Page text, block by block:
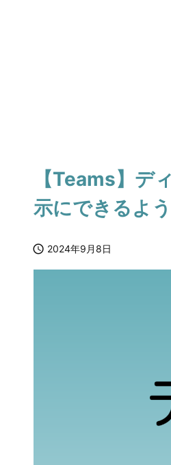
【Teams】デ
示にできるよ
 2024年9月8日